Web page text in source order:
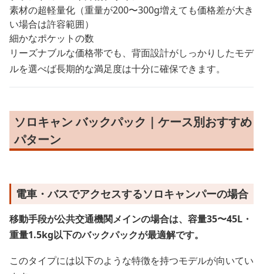
素材の超軽量化（重量が200〜300g増えても価格差が大き
い場合は許容範囲）
細かなポケットの数
リーズナブルな価格帯でも、背面設計がしっかりしたモデ
ルを選べば長期的な満足度は十分に確保できます。
ソロキャン バックパック｜ケース別おすすめ
パターン
電車・バスでアクセスするソロキャンパーの場合
移動手段が公共交通機関メインの場合は、容量35〜45L・
重量1.5kg以下のバックパックが最適解です。
このタイプには以下のような特徴を持つモデルが向いてい